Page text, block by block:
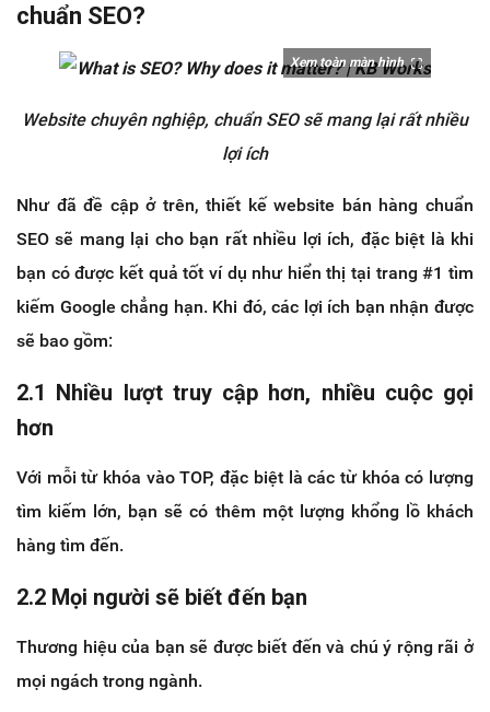
chuẩn SEO?
Xem toàn màn hình
Website chuyên nghiệp, chuẩn SEO sẽ mang lại rất nhiều
lợi ích
Như đã đề cập ở trên, thiết kế website bán hàng chuẩn
SEO sẽ mang lại cho bạn rất nhiều lợi ích, đặc biệt là khi
bạn có được kết quả tốt ví dụ như hiển thị tại trang #1 tìm
kiếm Google chẳng hạn. Khi đó, các lợi ích bạn nhận được
sẽ bao gồm:
2.1 Nhiều lượt truy cập hơn, nhiều cuộc gọi
hơn
Với mỗi từ khóa vào TOP, đặc biệt là các từ khóa có lượng
tìm kiếm lớn, bạn sẽ có thêm một lượng khổng lồ khách
hàng tìm đến.
2.2 Mọi người sẽ biết đến bạn
Thương hiệu của bạn sẽ được biết đến và chú ý rộng rãi ở
mọi ngách trong ngành.